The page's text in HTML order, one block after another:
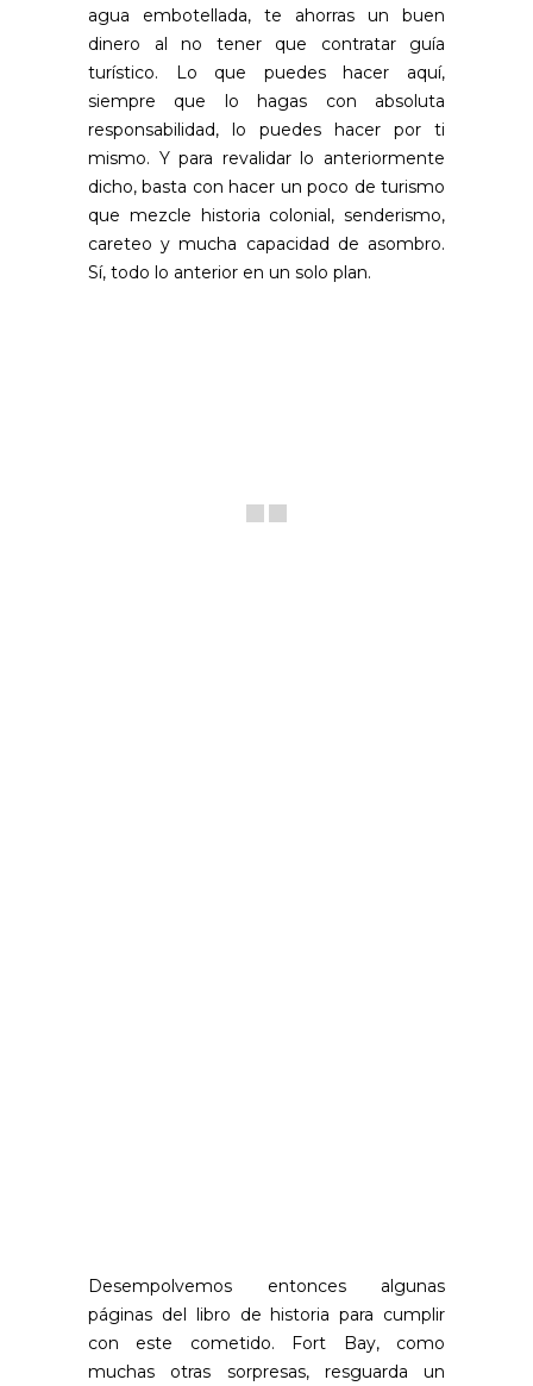
agua embotellada, te ahorras un buen
dinero al no tener que contratar guía
turístico. Lo que puedes hacer aquí,
siempre que lo hagas con absoluta
responsabilidad, lo puedes hacer por ti
mismo. Y para revalidar lo anteriormente
dicho, basta con hacer un poco de turismo
que mezcle historia colonial, senderismo,
careteo y mucha capacidad de asombro.
Sí, todo lo anterior en un solo plan.
Desempolvemos entonces algunas
páginas del libro de historia para cumplir
con este cometido. Fort Bay, como
muchas otras sorpresas, resguarda un